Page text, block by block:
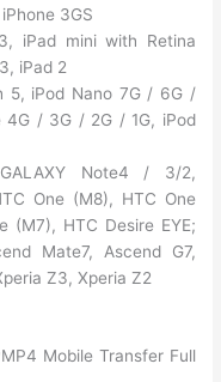
3GS
iPad mini with Retina
iPad 2
5, iPod Nano 7G / 6G /
/ 3G / 2G / 1G, iPod
Note4 / 3/2,
One (M8), HTC One
(M7), HTC Desire EYE;
Mate7, Ascend G7,
Z3, Xperia Z2
Mobile Transfer Full